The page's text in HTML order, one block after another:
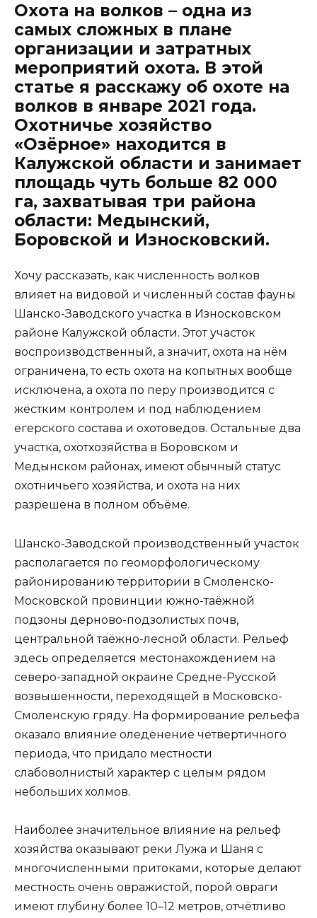
Охота на волков – одна из
самых сложных в плане
организации и затратных
мероприятий охота. В этой
статье я расскажу об охоте на
волков в январе 2021 года.
Охотничье хозяйство
«Озёрное» находится в
Калужской области и занимает
площадь чуть больше 82 000
га, захватывая три района
области: Медынский,
Боровской и Износковский.
Хочу рассказать, как численность волков
влияет на видовой и численный состав фауны
Шанско-Заводского участка в Износковском
районе Калужской области. Этот участок
воспроизводственный, а значит, охота на нём
ограничена, то есть охота на копытных вообще
исключена, а охота по перу производится с
жёстким контролем и под наблюдением
егерского состава и охотоведов. Остальные два
участка, охотхозяйства в Боровском и
Медынском районах, имеют обычный статус
охотничьего хозяйства, и охота на них
разрешена в полном объёме.
Шанско-Заводской производственный участок
располагается по геоморфологическому
районированию территории в Смоленско-
Московской провинции южно-таёжной
подзоны дерново-подзолистых почв,
центральной таёжно-лесной области. Рельеф
здесь определяется местонахождением на
северо-западной окраине Средне-Русской
возвышенности, переходящей в Московско-
Смоленскую гряду. На формирование рельефа
оказало влияние оледенение четвертичного
периода, что придало местности
слабоволнистый характер с целым рядом
небольших холмов.
Наиболее значительное влияние на рельеф
хозяйства оказывают реки Лужа и Шаня с
многочисленными притоками, которые делают
местность очень овражистой, порой овраги
имеют глубину более 10–12 метров, отчётливо